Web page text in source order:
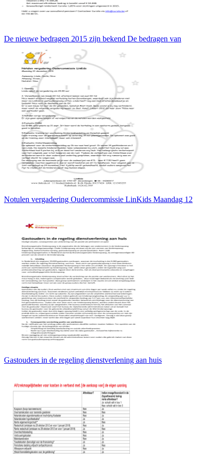
De nieuwe bedragen 2015 zijn bekend De bedragen van
Notulen vergadering Oudercommissie LinKids Maandag 12
Gastouders in de regeling dienstverlening aan huis